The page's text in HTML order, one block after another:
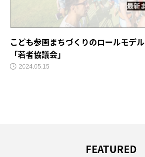
こども参画まちづくりのロールモデ
「若者協議会」
2024.05.15
FEATURED